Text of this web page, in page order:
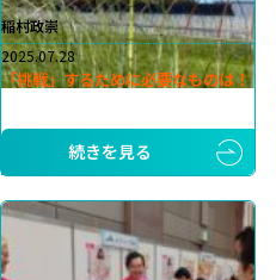
稲村政崇
2025.07.28
「挑戦」するために必要なものは！
続きを見る